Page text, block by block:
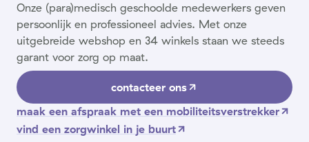
Onze (para)medisch geschoolde medewerkers geven
persoonlijk en professioneel advies. Met onze
uitgebreide webshop en 34 winkels staan we steeds
garant voor zorg op maat.
contacteer ons
maak een afspraak met een mobiliteitsverstrekker
vind een zorgwinkel in je buurt